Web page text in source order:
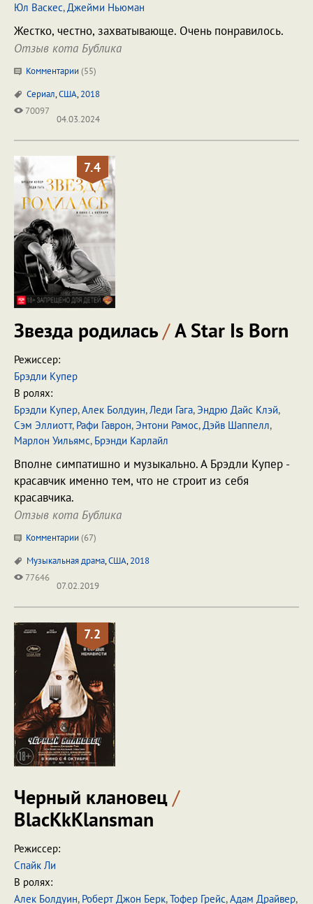
Юл Васкес,Джейми Ньюман
Жестко, честно, захватывающе. Очень понравилось.
Отзыв кота Бублика
Комментарии (55)
Сериал,США,2018
70097
04.03.2024
7.4
Звезда родилась/A Star Is Born
Режиссер:
Брэдли Купер
В ролях:
Брэдли Купер,Алек Болдуин,Леди Гага,Эндрю Дайс Клэй,
Сэм Эллиотт, Рафи Гаврон,Энтони Рамос,Дэйв Шаппелл,
Марлон Уильямс, Брэнди Карлайл
Вполне симпатишно и музыкально. А Брэдли Купер -
красавчик именно тем, что не строит из себя
красавчика.
Отзыв кота Бублика
Комментарии (67)
Музыкальная драма,США,2018
77646
07.02.2019
7.2
Черный клановец/
BlacKkKlansman
Режиссер:
Спайк Ли
В ролях:
Алек Болдуин, Роберт Джон Берк,Тофер Грейс,Адам Драйвер,